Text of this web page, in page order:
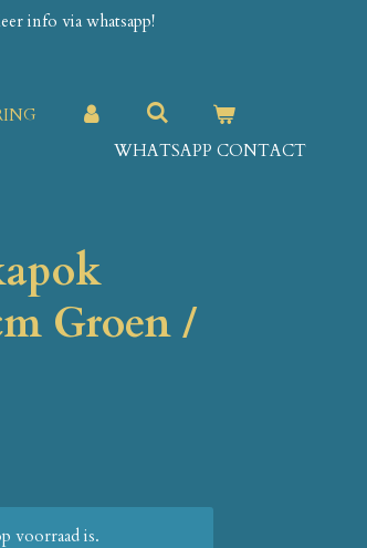
info via whatsapp!
WHATSAPP CONTACT
Groen /
voorraad is.